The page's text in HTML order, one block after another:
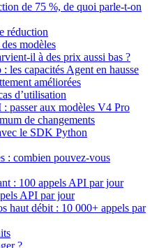
de 75 %, de quoi parle-t-on
réduction
modèles
il à des prix aussi bas ?
les capacités Agent en hausse
améliorées
d’utilisation
passer aux modèles V4 Pro
de changements
le SDK Python
: combien pouvez-vous
: 100 appels API par jour
API par jour
haut débit : 10 000+ appels par